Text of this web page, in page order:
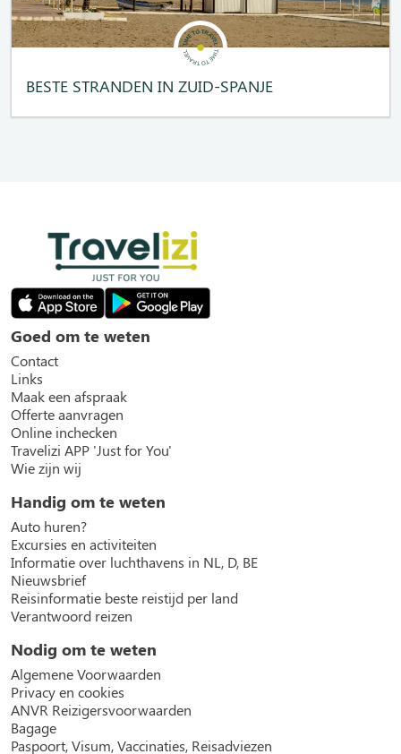
BESTE STRANDEN IN ZUID-SPANJE
Goed om te weten
Contact
Links
Maak een afspraak
Offerte aanvragen
Online inchecken
Travelizi APP 'Just for You'
Wie zijn wij
Handig om te weten
Auto huren?
Excursies en activiteiten
Informatie over luchthavens in NL, D, BE
Nieuwsbrief
Reisinformatie beste reistijd per land
Verantwoord reizen
Nodig om te weten
Algemene Voorwaarden
Privacy en cookies
ANVR Reizigersvoorwaarden
Bagage
Paspoort, Visum, Vaccinaties, Reisadviezen